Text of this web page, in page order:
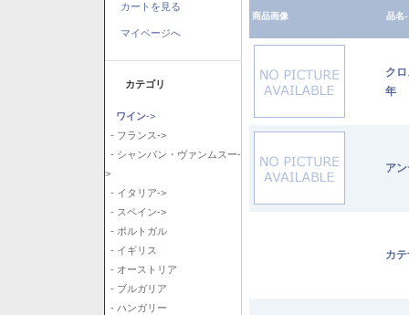
カートを見る
マイページへ
カテゴリ
ワイン->
- フランス->
- シャンパン・ヴァンムスー-
>
- イタリア->
- スペイン->
- ポルトガル
- イギリス
- オーストリア
- ブルガリア
- ハンガリー
商品画像 品名-
ク
年
ア
カ